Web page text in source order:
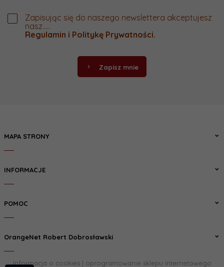
Zapisując się do naszego newslettera akceptujesz
nasz.....
Regulamin i Politykę Prywatności.
Zapisz mnie
MAPA STRONY
INFORMACJE
POMOC
OrangeNet Robert Dobrosławski
Informacja o cookies| oprogramowanie sklepu internetowego